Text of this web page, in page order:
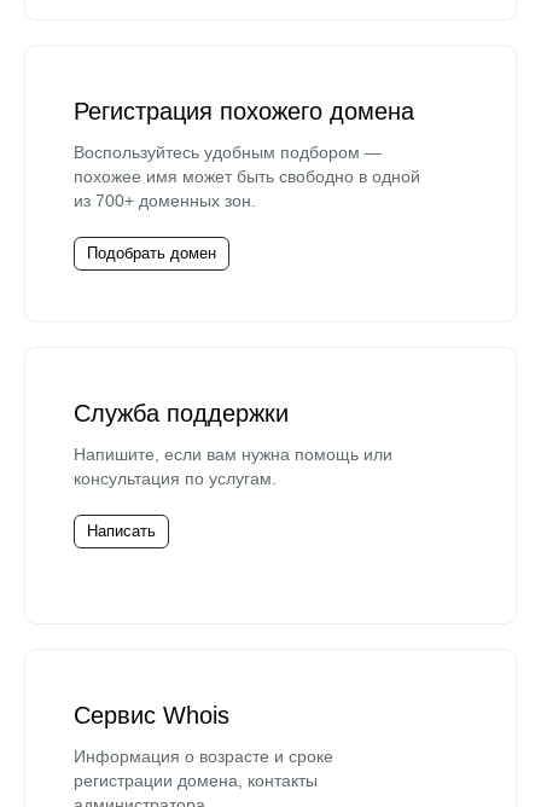
Регистрация похожего домена
Воспользуйтесь удобным подбором —
похожее имя может быть свободно в одной
из 700+ доменных зон.
Подобрать домен
Служба поддержки
Напишите, если вам нужна помощь или
консультация по услугам.
Написать
Сервис Whois
Информация о возрасте и сроке
регистрации домена, контакты